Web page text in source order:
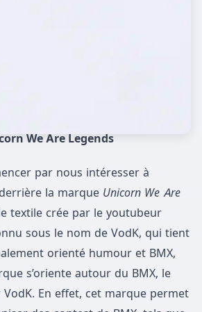
We Are Legends
par nous intéresser à
la marque Unicorn We Are
textile crée par le youtubeur
sous le nom de VodK, qui tient
orienté humour et BMX,
s’oriente autour du BMX, le
En effet, cet marque permet